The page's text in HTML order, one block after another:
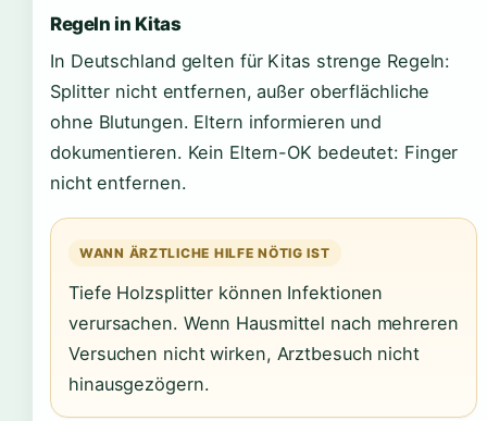
Regeln in Kitas
In Deutschland gelten für Kitas strenge Regeln:
Splitter nicht entfernen, außer oberflächliche
ohne Blutungen. Eltern informieren und
dokumentieren. Kein Eltern-OK bedeutet: Finger
nicht entfernen.
WANN ÄRZTLICHE HILFE NÖTIG IST
Tiefe Holzsplitter können Infektionen
verursachen. Wenn Hausmittel nach mehreren
Versuchen nicht wirken, Arztbesuch nicht
hinausgezögern.